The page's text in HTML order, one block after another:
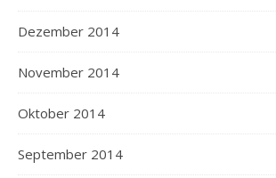
Dezember 2014
November 2014
Oktober 2014
September 2014